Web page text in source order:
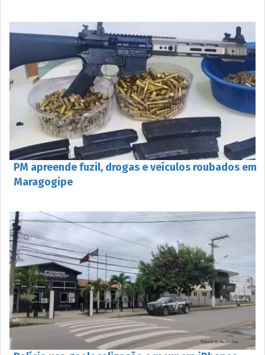
PM apreende fuzil, drogas e veículos roubados em
Maragogipe